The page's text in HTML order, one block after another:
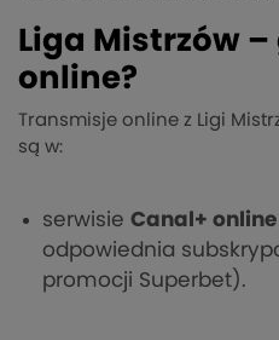
Liga Mistrzów
online?
Transmisje online z Ligi
są w:
serwisie Canal+ online
odpowiednia
promocji Superbet).